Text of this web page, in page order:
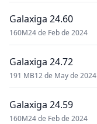
Galaxiga 24.60
160M24 de Feb de 2024
Galaxiga 24.72
191 MB12 de May de 2024
Galaxiga 24.59
160M24 de Feb de 2024